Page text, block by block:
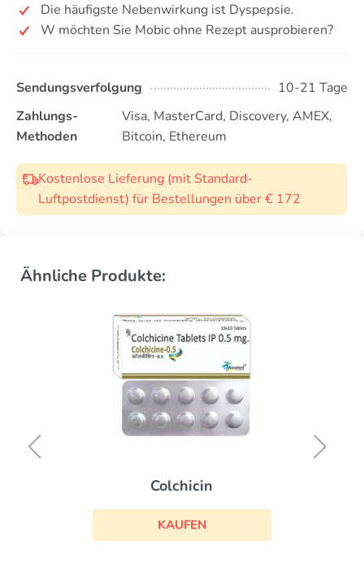
Die häufigste Nebenwirkung ist Dyspepsie.
W möchten Sie Mobic ohne Rezept ausprobieren?
Sendungsverfolgung
10-21 Tage
Zahlungs-
Methoden
Visa, MasterCard, Discovery, AMEX,
Bitcoin, Ethereum
Kostenlose Lieferung (mit Standard-
Luftpostdienst) für Bestellungen über € 172
Ähnliche Produkte:
Colchicin
KAUFEN